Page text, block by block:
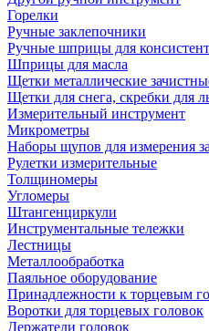
Горелки
Ручные заклепочники
Ручные шприцы для
Шприцы для масла
Щетки металлические
Щетки для снега, скребки для
Измерительный инструмент
Микрометры
Наборы щупов для измерения
Рулетки измерительные
Толщиномеры
Угломеры
Штангенциркули
Инструментальные тележки
Лестницы
Металлообработка
Паяльное оборудование
Принадлежности к торцевым
Воротки для торцевых головок
Держатели головок